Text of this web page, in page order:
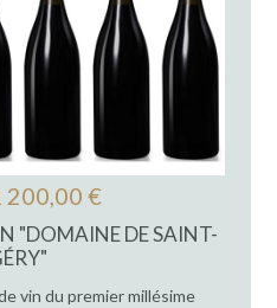
200,00 €
"DOMAINE DE SAINT-
vin du premier millésime